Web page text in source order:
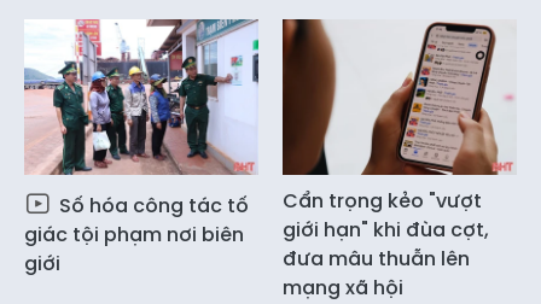
Số hóa công tác tố
giác tội phạm nơi biên
giới
Cẩn trọng kẻo "vượt
giới hạn" khi đùa cợt,
đưa mâu thuẫn lên
mạng xã hội